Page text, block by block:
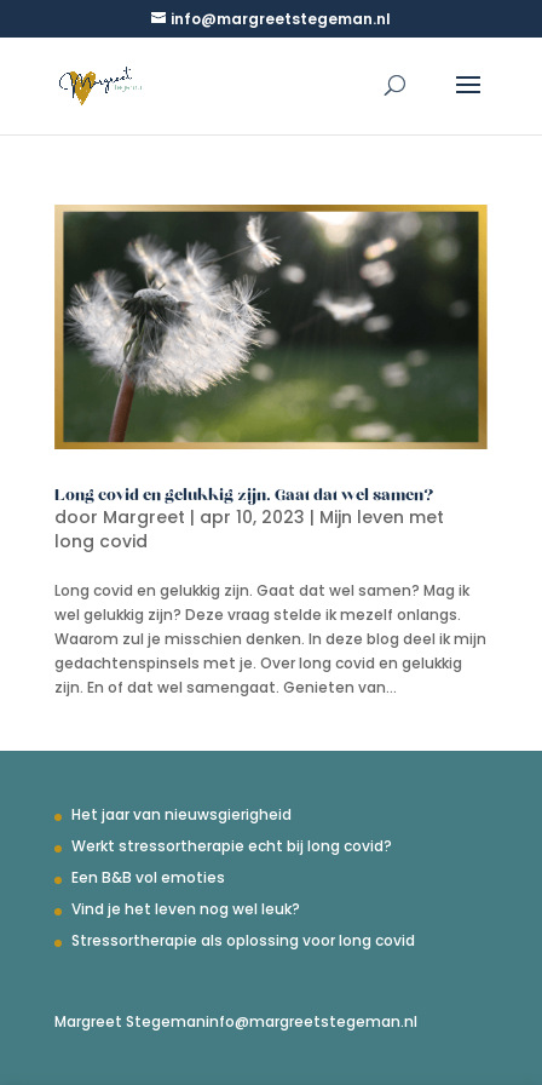
info@margreetstegeman.nl
Long covid en gelukkig zijn. Gaat dat wel samen?
door Margreet | apr 10, 2023 | Mijn leven met
long covid
Long covid en gelukkig zijn. Gaat dat wel samen? Mag ik
wel gelukkig zijn? Deze vraag stelde ik mezelf onlangs.
Waarom zul je misschien denken. In deze blog deel ik mijn
gedachtenspinsels met je. Over long covid en gelukkig
zijn. En of dat wel samengaat. Genieten van...
Het jaar van nieuwsgierigheid
Werkt stressortherapie echt bij long covid?
Een B&B vol emoties
Vind je het leven nog wel leuk?
Stressortherapie als oplossing voor long covid
Margreet Stegemaninfo@margreetstegeman.nl